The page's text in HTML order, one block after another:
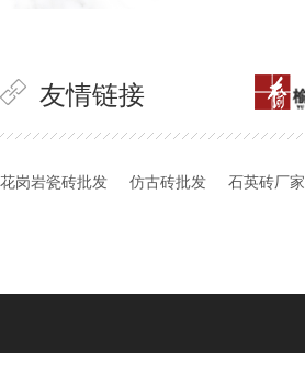
友情链接
花岗岩瓷砖批发 仿古砖批发 石英砖厂家